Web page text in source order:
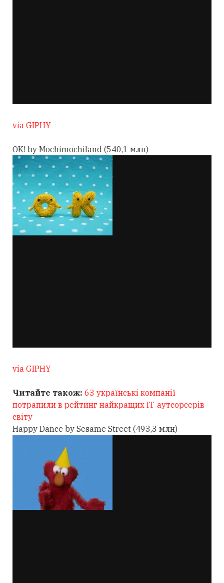
via GIPHY
OK! by Mochimochiland (540,1 млн)
via GIPHY
Читайте також: 63 українські компанії
потрапили в рейтинг найкращих IT-аутсорсерів
світу
Happy Dance by Sesame Street (493,3 млн)